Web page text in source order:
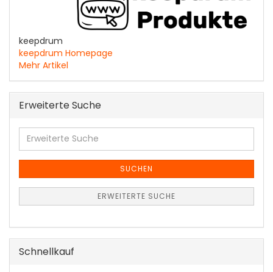
keepdrum
keepdrum Homepage
Mehr Artikel
Erweiterte Suche
Erweiterte
Suche
SUCHEN
ERWEITERTE SUCHE
Schnellkauf